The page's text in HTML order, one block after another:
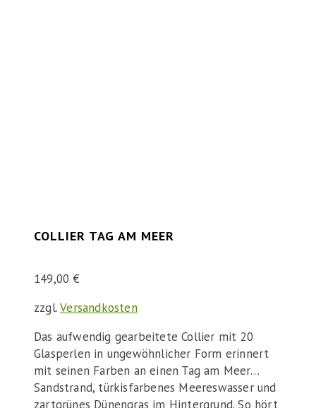
COLLIER TAG AM MEER
149,00€
zzgl.Versandkosten
Das aufwendig gearbeitete Collier mit 20
Glasperlen in ungewöhnlicher Form erinnert
mit seinen Farben an einen Tag am Meer…
Sandstrand, türkisfarbenes Meereswasser und
zartgrünes Dünengras im Hintergrund. So hört